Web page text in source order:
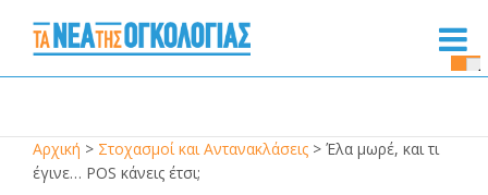
Αρχική > Στοχασμοί και Αντανακλάσεις > Έλα μωρέ, και τι
έγινε… PΟS κάνεις έτσι;